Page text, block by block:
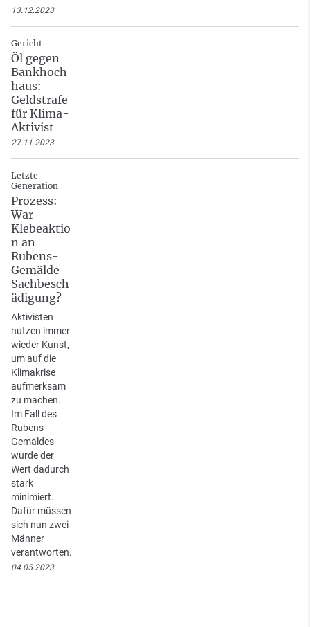
13.12.2023
Gericht
Öl gegen
Bankhoch
haus:
Geldstrafe
für Klima-
Aktivist
27.11.2023
Letzte
Generation
Prozess:
War
Klebeaktio
n an
Rubens-
Gemälde
Sachbesch
ädigung?
Aktivisten
nutzen immer
wieder Kunst,
um auf die
Klimakrise
aufmerksam
zu machen.
Im Fall des
Rubens-
Gemäldes
wurde der
Wert dadurch
stark
minimiert.
Dafür müssen
sich nun zwei
Männer
verantworten.
04.05.2023